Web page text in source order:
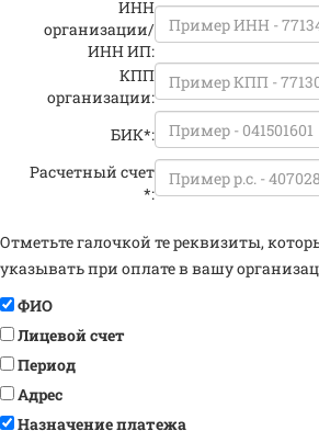
ИНН
организации/
ИНН ИП:
КПП
организации:
БИК*:
Расчетный счет
*:
Отметьте галочкой те реквизиты,
указывать при оплате в вашу
ФИО
Лицевой счет
Период
Адрес
Назначение платежа